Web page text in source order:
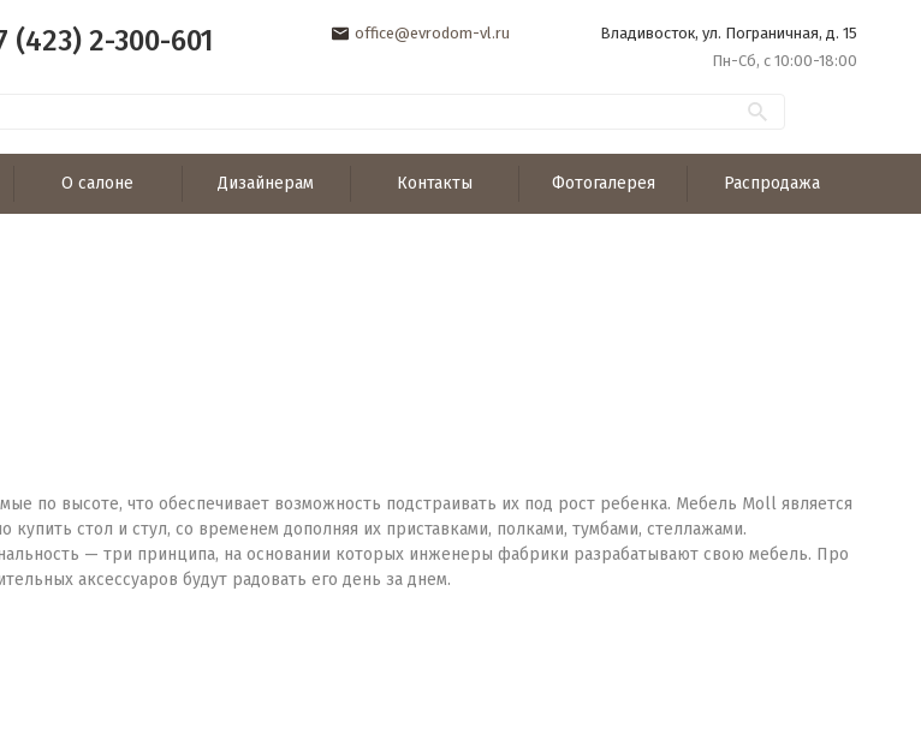
(423) 2-300-601 office@evrodom-vl.ru
Владивосток, ул. Пограничная, д. 15
Пн-Сб, с 10:00-18:00
О салоне Дизайнерам Контакты Фотогалерея Распродажа
по высоте, что обеспечивает возможность подстраивать их под рост ребенка. Мебель Moll является
стол и стул, со временем дополняя их приставками, полками, тумбами, стеллажами.
— три принципа, на основании которых инженеры фабрики разрабатывают свою мебель. Про
аксессуаров будут радовать его день за днем.